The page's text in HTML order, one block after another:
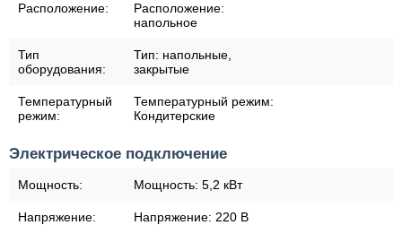
Расположение:
Расположение:
напольное
Тип
оборудования:
Тип: напольные,
закрытые
Температурный
режим:
Температурный режим:
Кондитерские
Электрическое подключение
Мощность: Мощность: 5,2 кВт
Напряжение: Напряжение: 220 В